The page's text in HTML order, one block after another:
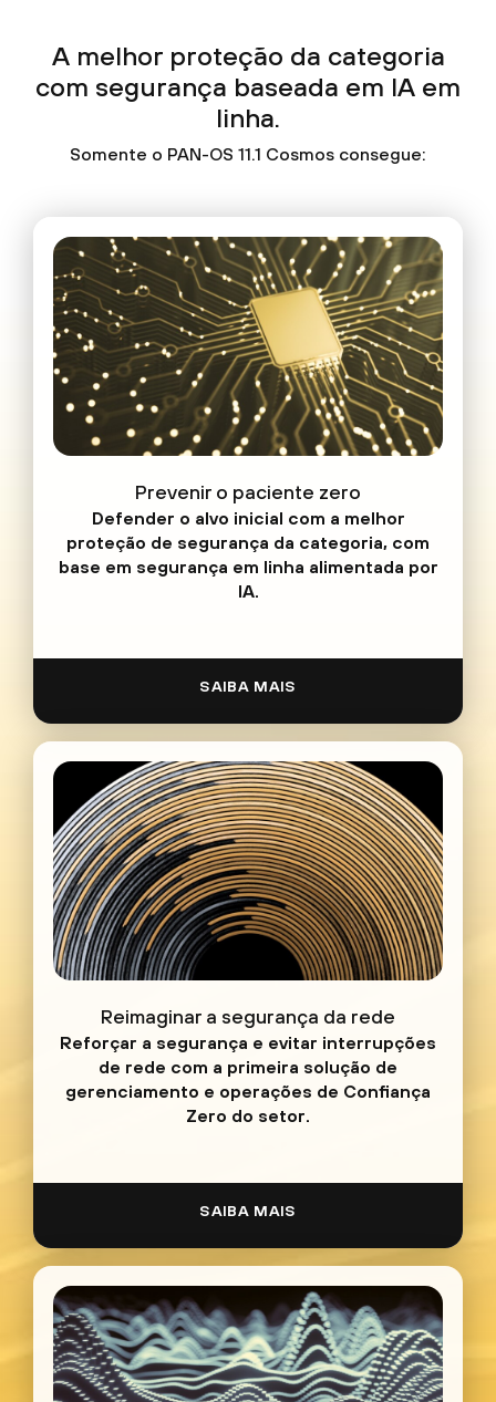
A melhor proteção da categoria
com segurança baseada em IA em
linha.
Somente o PAN-OS 11.1 Cosmos consegue:
Prevenir o paciente zero
Defender o alvo inicial com a melhor
proteção de segurança da categoria, com
base em segurança em linha alimentada por
IA.
SAIBA MAIS
Reimaginar a segurança da rede
Reforçar a segurança e evitar interrupções
de rede com a primeira solução de
gerenciamento e operações de Confiança
Zero do setor.
SAIBA MAIS